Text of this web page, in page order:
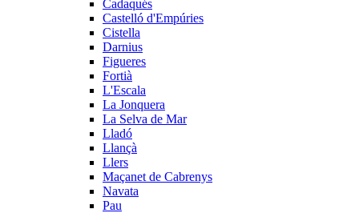
Cadaqués
Castelló d'Empúries
Cistella
Darnius
Figueres
Fortià
L'Escala
La Jonquera
La Selva de Mar
Lladó
Llançà
Llers
Maçanet de Cabrenys
Navata
Pau